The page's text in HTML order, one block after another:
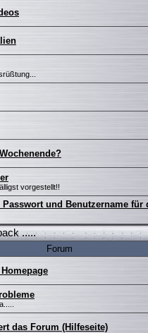
vorgestellt!!
Passwort und Benutzername für
.....
Forum
das Forum (Hilfeseite)